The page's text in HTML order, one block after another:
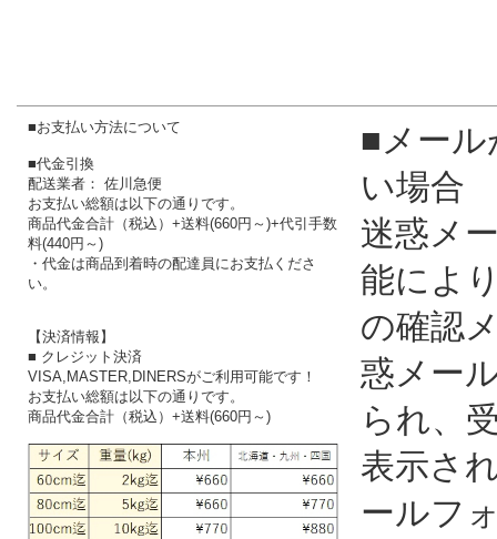
■お支払い方法について
■代金引換
配送業者： 佐川急便
お支払い総額は以下の通りです。
商品代金合計（税込）+送料(660円～)+代引手数
料(440円～)
・代金は商品到着時の配達員にお支払くださ
い。
【決済情報】
■ クレジット決済
VISA,MASTER,DINERSがご利用可能です！
お支払い総額は以下の通りです。
商品代金合計（税込）+送料(660円～)
■メール
い場合
迷惑メ
能によ
の確認
惑メー
られ、
表示さ
ールフ